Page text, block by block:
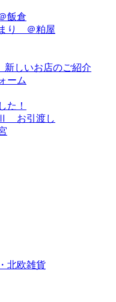
飯倉
り ＠粕屋
新しいお店のご紹介
ーム
た！
Ⅱ お引渡し
北欧雑貨